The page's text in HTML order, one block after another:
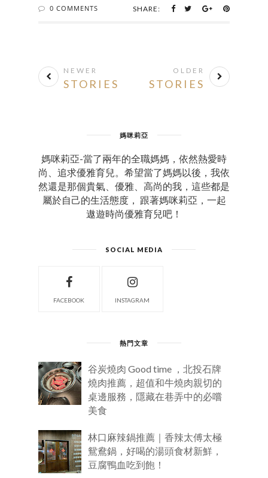
0 COMMENTS SHARE:
NEWER
STORIES
OLDER
STORIES
媽咪莉亞
媽咪莉亞-當了兩年的全職媽媽，依然熱愛時
尚、追求優雅育兒。希望當了媽媽以後，我依
然還是那個貴氣、優雅、高尚的我，這些都是
屬於自己的生活態度， 跟著媽咪莉亞，一起
遨遊時尚優雅育兒吧！
SOCIAL MEDIA
FACEBOOK INSTAGRAM
熱門文章
谷炭燒肉 Good time ，北投石牌
燒肉推薦，超值和牛燒肉親切的
桌邊服務，隱藏在巷弄中的必嚐
美食
林口麻辣鍋推薦｜香辣太傅太極
鴛鴦鍋，好喝的湯頭食材新鮮，
豆腐鴨血吃到飽！